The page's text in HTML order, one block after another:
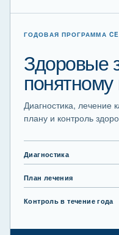
ГОДОВАЯ ПРОГРАММА
Здоровые
Диагностика, лечение
плану и контроль
Диагностика
План лечения
Контроль в течение года